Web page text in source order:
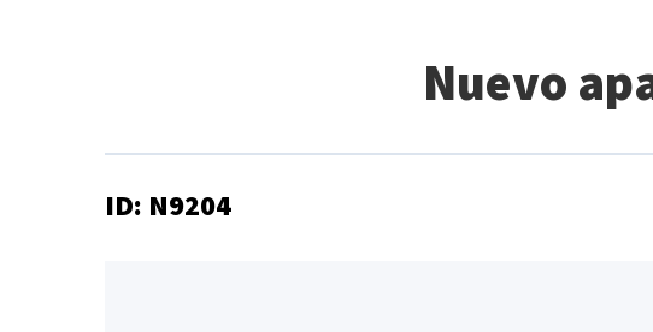
Nuevo
ID: N9204